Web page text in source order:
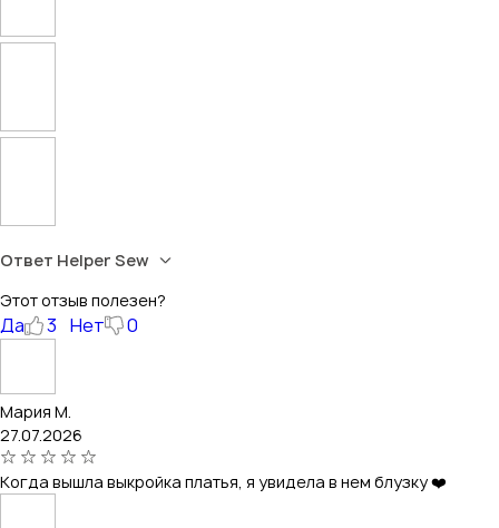
Ответ Helper Sew
Этот отзыв полезен?
Да 3 Нет 0
Мария М.
27.07.2026
Когда вышла выкройка платья, я увидела в нем блузку ❤️